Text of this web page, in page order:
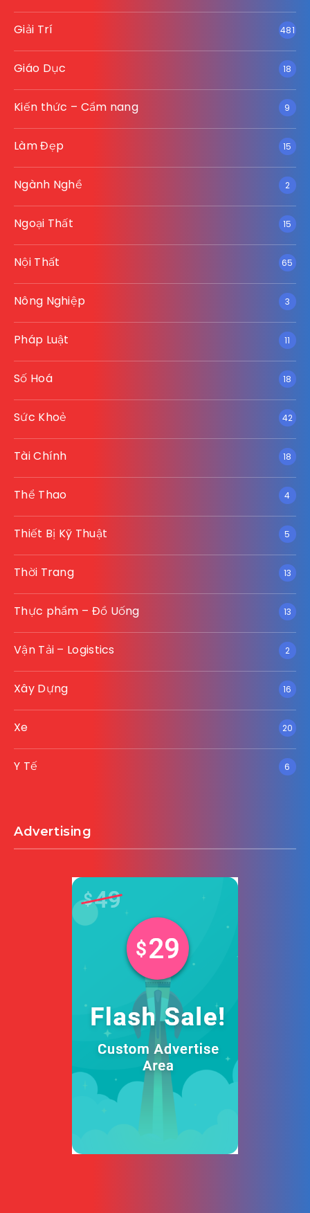
Giải Trí 481
Giáo Dục 18
Kiến thức – Cẩm nang 9
Làm Đẹp 15
Ngành Nghề 2
Ngoại Thất 15
Nội Thất 65
Nông Nghiệp 3
Pháp Luật 11
Số Hoá 18
Sức Khoẻ 42
Tài Chính 18
Thể Thao 4
Thiết Bị Kỹ Thuật 5
Thời Trang 13
Thực phẩm – Đồ Uống 13
Vận Tải – Logistics 2
Xây Dựng 16
Xe 20
Y Tế 6
Advertising